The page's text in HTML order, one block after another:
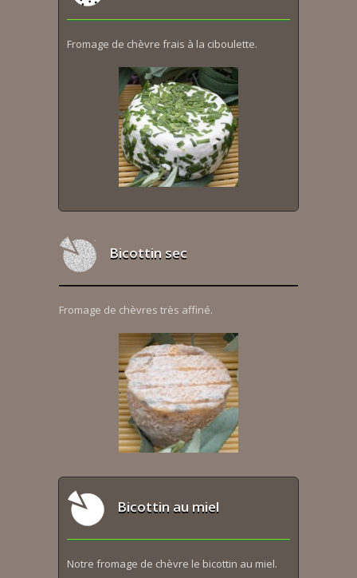
Fromage de chèvre frais à la ciboulette.
Bicottin sec
Fromage de chèvres très affiné.
Bicottin au miel
Notre fromage de chèvre le bicottin au miel.